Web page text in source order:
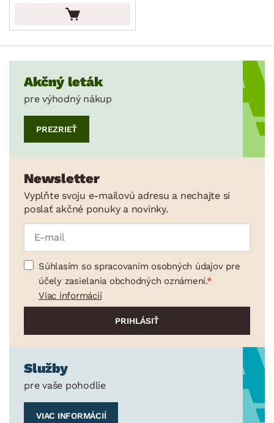
MIESTNOSŤ
Akčný leták
pre výhodný nákup
PREZRIEŤ
Newsletter
Vyplňte svoju e-mailovú adresu a nechajte si
poslať akčné ponuky a novinky.
Súhlasím so spracovaním osobných údajov pre
účely zasielania obchodných oznámení.
Viac informácií
Služby
pre vaše pohodlie
VIAC INFORMÁCIÍ